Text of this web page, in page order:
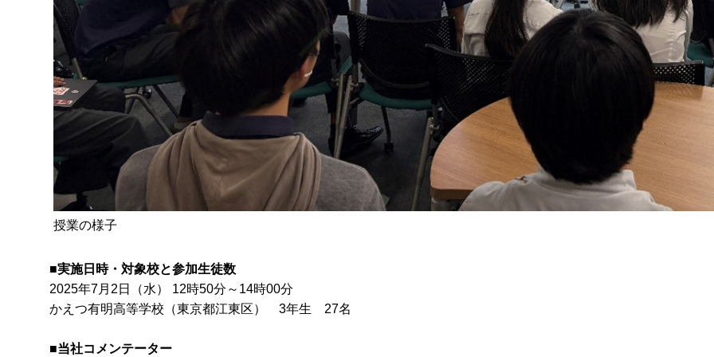
授業の様子
■実施日時・対象校と参加生徒数
2025年7月2日（水） 12時50分～14時00分
かえつ有明高等学校（東京都江東区） 3年生 27名
■当社コメンテーター